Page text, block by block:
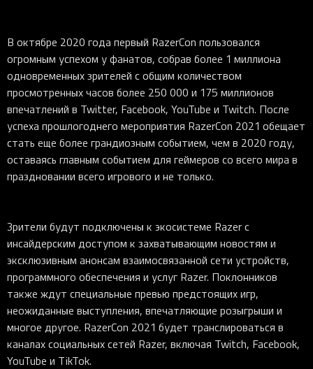
В октябре 2020 года первый RazerCon пользовался
огромным успехом у фанатов, собрав более 1 миллиона
одновременных зрителей с общим количеством
просмотренных часов более 250 000 и 175 миллионов
впечатлений в Twitter, Facebook, YouTube и Twitch. После
успеха прошлогоднего мероприятия RazerCon 2021 обещает
стать еще более грандиозным событием, чем в 2020 году,
оставаясь главным событием для геймеров со всего мира в
праздновании всего игрового и не только.
Зрители будут подключены к экосистеме Razer с
инсайдерским доступом к захватывающим новостям и
эксклюзивным анонсам взаимосвязанной сети устройств,
программного обеспечения и услуг Razer. Поклонников
также ждут специальные превью предстоящих игр,
неожиданные выступления, впечатляющие розыгрыши и
многое другое. RazerCon 2021 будет транслироваться в
каналах социальных сетей Razer, включая Twitch, Facebook,
YouTube и TikTok.